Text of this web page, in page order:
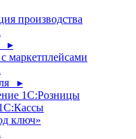
производства
▸
маркетплейсами
▸
1С:Розницы
ключ»